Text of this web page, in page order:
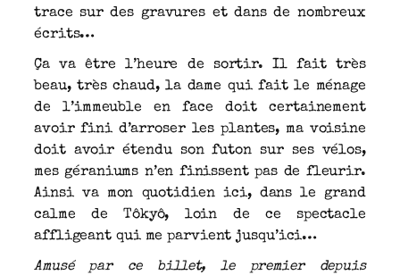
trace sur des gravures et dans de nombreux
écrits…
Ça va être l’heure de sortir. Il fait très
beau, très chaud, la dame qui fait le ménage
de l’immeuble en face doit certainement
avoir fini d’arroser les plantes, ma voisine
doit avoir étendu son futon sur ses vélos,
mes géraniums n’en finissent pas de fleurir.
Ainsi va mon quotidien ici, dans le grand
calme de Tôkyô, loin de ce spectacle
affligeant qui me parvient jusqu’ici…
Amusé par ce billet, le premier depuis